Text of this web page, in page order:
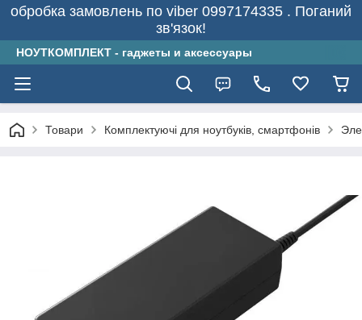
обробка замовлень по viber 0997174335 . Поганий
зв'язок!
НОУТКОМПЛЕКТ - гаджеты и аксессуары
Товари Комплектуючі для ноутбуків, смартфонів